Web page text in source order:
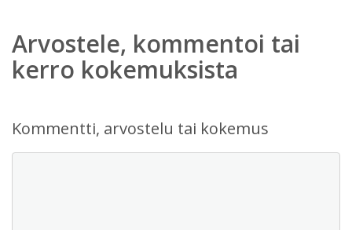
Arvostele, kommentoi tai
kerro kokemuksista
Kommentti, arvostelu tai kokemus